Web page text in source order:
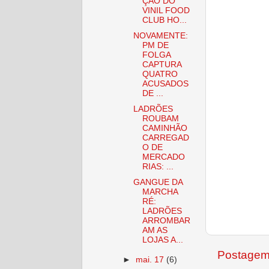
VINIL FOOD
CLUB HO...
NOVAMENTE:
PM DE
FOLGA
CAPTURA
QUATRO
ACUSADOS
DE ...
LADRÕES
ROUBAM
CAMINHÃO
CARREGAD
O DE
MERCADO
RIAS: ...
GANGUE DA
MARCHA
RÉ:
LADRÕES
ARROMBAR
AM AS
LOJAS A...
► mai. 17 (6)